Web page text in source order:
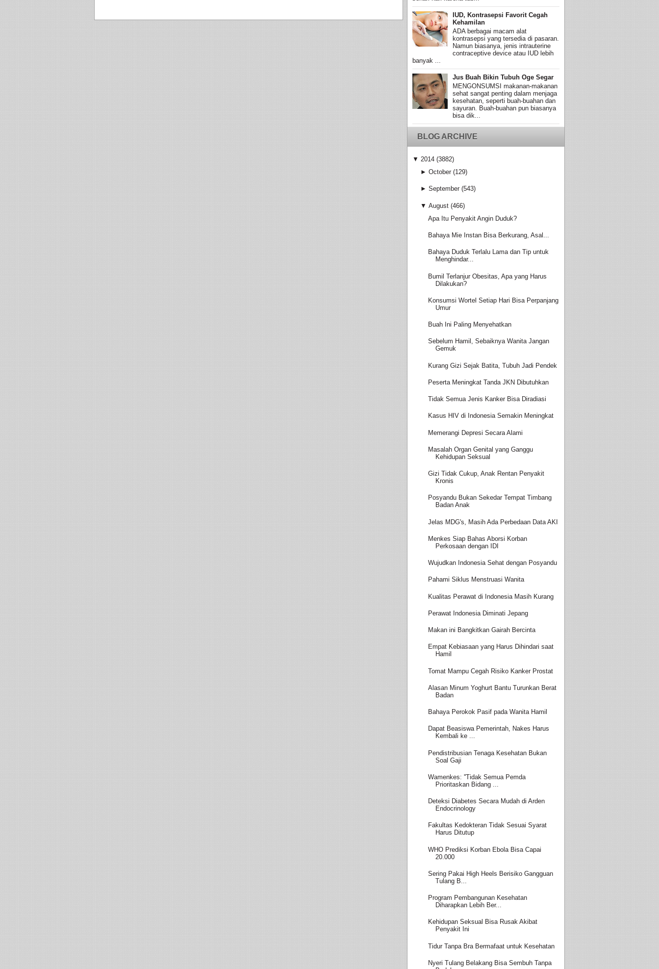
IUD, Kontrasepsi Favorit Cegah
Kehamilan
ADA berbagai macam alat
kontrasepsi yang tersedia di pasaran.
Namun biasanya, jenis intrauterine
contraceptive device atau IUD lebih
banyak ...
Jus Buah Bikin Tubuh Oge Segar
MENGONSUMSI makanan-makanan
sehat sangat penting dalam menjaga
kesehatan, seperti buah-buahan dan
sayuran. Buah-buahan pun biasanya
bisa dik...
BLOG ARCHIVE
▼ 2014 (3882)
► October (129)
► September (543)
▼ August (466)
Apa Itu Penyakit Angin Duduk?
Bahaya Mie Instan Bisa Berkurang, Asal...
Bahaya Duduk Terlalu Lama dan Tip untuk
Menghindar...
Bumil Terlanjur Obesitas, Apa yang Harus
Dilakukan?
Konsumsi Wortel Setiap Hari Bisa Perpanjang
Umur
Buah Ini Paling Menyehatkan
Sebelum Hamil, Sebaiknya Wanita Jangan
Gemuk
Kurang Gizi Sejak Batita, Tubuh Jadi Pendek
Peserta Meningkat Tanda JKN Dibutuhkan
Tidak Semua Jenis Kanker Bisa Diradiasi
Kasus HIV di Indonesia Semakin Meningkat
Memerangi Depresi Secara Alami
Masalah Organ Genital yang Ganggu
Kehidupan Seksual
Gizi Tidak Cukup, Anak Rentan Penyakit
Kronis
Posyandu Bukan Sekedar Tempat Timbang
Badan Anak
Jelas MDG's, Masih Ada Perbedaan Data AKI
Menkes Siap Bahas Aborsi Korban
Perkosaan dengan IDI
Wujudkan Indonesia Sehat dengan Posyandu
Pahami Siklus Menstruasi Wanita
Kualitas Perawat di Indonesia Masih Kurang
Perawat Indonesia Diminati Jepang
Makan ini Bangkitkan Gairah Bercinta
Empat Kebiasaan yang Harus Dihindari saat
Hamil
Tomat Mampu Cegah Risiko Kanker Prostat
Alasan Minum Yoghurt Bantu Turunkan Berat
Badan
Bahaya Perokok Pasif pada Wanita Hamil
Dapat Beasiswa Pemerintah, Nakes Harus
Kembali ke ...
Pendistribusian Tenaga Kesehatan Bukan
Soal Gaji
Wamenkes: ''Tidak Semua Pemda
Prioritaskan Bidang ...
Deteksi Diabetes Secara Mudah di Arden
Endocrinology
Fakultas Kedokteran Tidak Sesuai Syarat
Harus Ditutup
WHO Prediksi Korban Ebola Bisa Capai
20.000
Sering Pakai High Heels Berisiko Gangguan
Tulang B...
Program Pembangunan Kesehatan
Diharapkan Lebih Ber...
Kehidupan Seksual Bisa Rusak Akibat
Penyakit Ini
Tidur Tanpa Bra Bermafaat untuk Kesehatan
Nyeri Tulang Belakang Bisa Sembuh Tanpa